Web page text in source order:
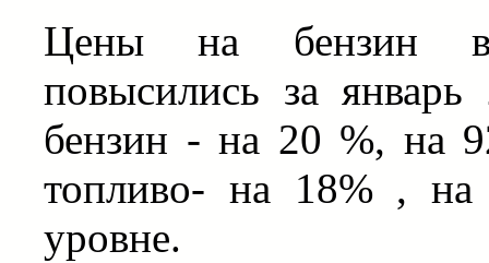
Цены на бензин в
повысились за
бензин - на 20 %, на
топливо- на 18% , на
уровне.